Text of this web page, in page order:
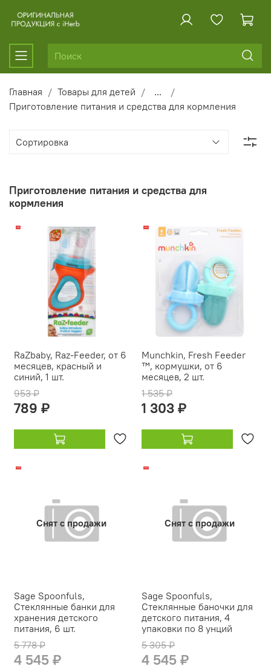
Главная Товары для детей
...
Приготовление питания и средства для кормления
Приготовление питания и средства для
кормления
-17%
RaZbaby, Raz-Feeder, от 6
месяцев, красный и
синий, 1 шт.
953 ₽
789 ₽
-15%
Munchkin, Fresh Feeder
™, кормушки, от 6
месяцев, 2 шт.
1 535 ₽
1 303 ₽
Снят с продажи
-21%
Sage Spoonfuls,
Стеклянные банки для
хранения детского
питания, 6 шт.
5 778 ₽
4 545 ₽
Снят с продажи
-14%
Sage Spoonfuls,
Стеклянные баночки для
детского питания, 4
упаковки по 8 унций
5 305 ₽
4 545 ₽